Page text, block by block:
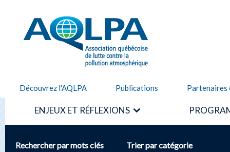
AQLPA
Découvrez l'AQLPA Publications Partenaires
ENJEUX ET RÉFLEXIONS
Rechercher par mots clés Trier par catégorie